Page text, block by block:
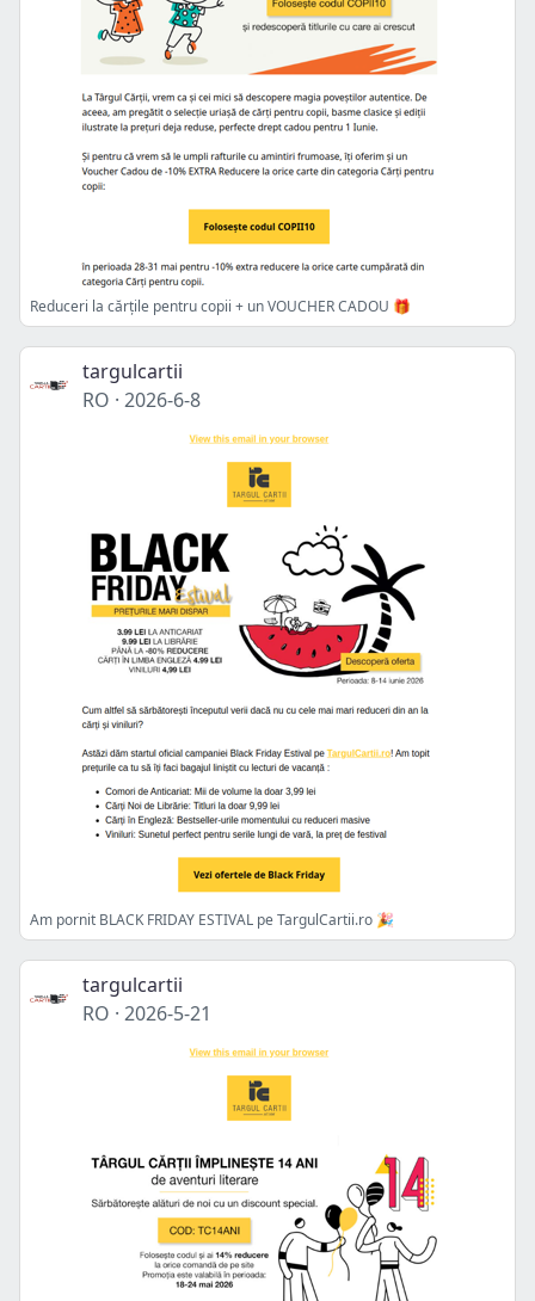
Reduceri la cărțile pentru copii + un VOUCHER CADOU 🎁
targulcartii
RO · 2026-6-8
Am pornit BLACK FRIDAY ESTIVAL pe TargulCartii.ro 🎉
targulcartii
RO · 2026-5-21